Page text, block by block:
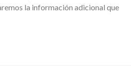
la información adicional que